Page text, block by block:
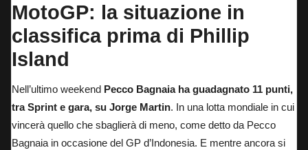
MotoGP: la situazione in
classifica prima di Phillip
Island
Nell’ultimo weekend Pecco Bagnaia ha guadagnato 11 punti,
tra Sprint e gara, su Jorge Martin. In una lotta mondiale in cui
vincerà quello che sbaglierà di meno, come detto da Pecco
Bagnaia in occasione del GP d’Indonesia. E mentre ancora si